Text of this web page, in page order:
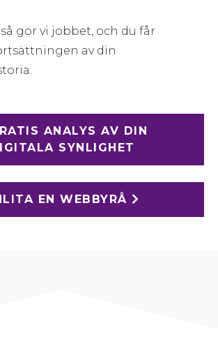
så gör vi jobbet, och du får
av din
ANALYS AV DIN
SYNLIGHET
EN WEBBYRÅ